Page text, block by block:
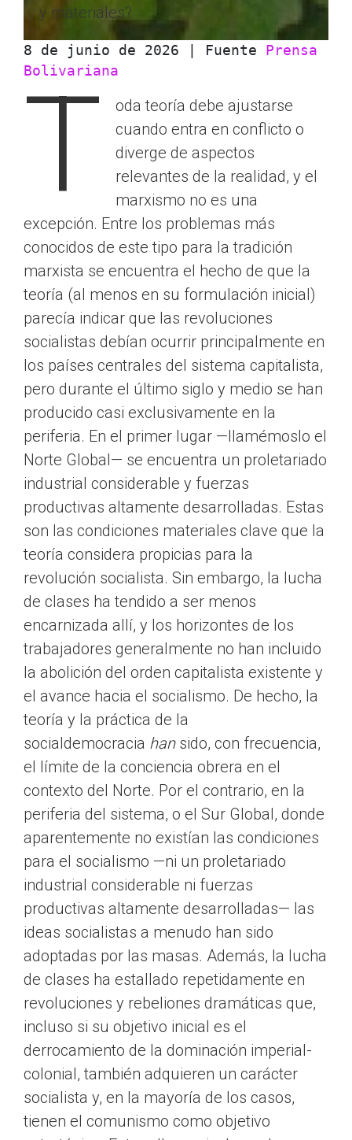
y materiales?
8 de junio de 2026 | Fuente
Prensa
Bolivariana
T
oda teoría debe ajustarse
cuando entra en conflicto o
diverge de aspectos
relevantes de la realidad, y el
marxismo no es una
excepción. Entre los problemas más
conocidos de este tipo para la tradición
marxista se encuentra el hecho de que la
teoría (al menos en su formulación inicial)
parecía indicar que las revoluciones
socialistas debían ocurrir principalmente en
los países centrales del sistema capitalista,
pero durante el último siglo y medio se han
producido casi exclusivamente en la
periferia. En el primer lugar —llamémoslo el
Norte Global— se encuentra un proletariado
industrial considerable y fuerzas
productivas altamente desarrolladas. Estas
son las condiciones materiales clave que la
teoría considera propicias para la
revolución socialista. Sin embargo, la lucha
de clases ha tendido a ser menos
encarnizada allí, y los horizontes de los
trabajadores generalmente no han incluido
la abolición del orden capitalista existente y
el avance hacia el socialismo. De hecho, la
teoría y la práctica de la
socialdemocracia hansido, con frecuencia,
el límite de la conciencia obrera en el
contexto del Norte. Por el contrario, en la
periferia del sistema, o el Sur Global, donde
aparentemente no existían las condiciones
para el socialismo —ni un proletariado
industrial considerable ni fuerzas
productivas altamente desarrolladas— las
ideas socialistas a menudo han sido
adoptadas por las masas. Además, la lucha
de clases ha estallado repetidamente en
revoluciones y rebeliones dramáticas que,
incluso si su objetivo inicial es el
derrocamiento de la dominación imperial-
colonial, también adquieren un carácter
socialista y, en la mayoría de los casos,
tienen el comunismo como objetivo